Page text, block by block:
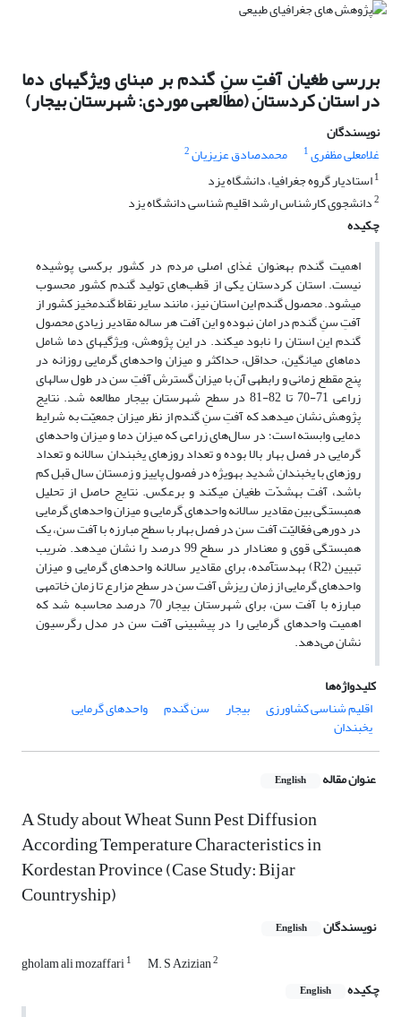
بررسی طغیان آفتِ سنِ گندم بر مبنای ویژگی‎های دما
در استان کردستان (مطالعه‎ی موردی: شهرستان بیجار)
نویسندگان
غلامعلی مظفری1 محمدصادق عزیزیان2
1استادیار گروه جغرافیا، دانشگاه یزد
2دانشجوی کارشناس ارشد اقلیم شناسی دانشگاه یزد
چکیده
اهمیت گندم به‎عنوان غذای اصلی مردم در کشور برکسی پوشیده
نیست. استان کردستان یکی از قطب‌های تولید گندم کشور محسوب
می‎شود. محصول گندم این استان نیز، مانند سایر نقاط گندم‎خیز کشور از
آفتِ سنِ گندم در امان نبوده و این آفت هر ساله مقادیر زیادی محصول
گندم این استان را نابود می‎کند. در این پژوهش، ویژگی‎های دما شامل
دماهای میانگین، حداقل، حداکثر و میزان واحدهای گرمایی روزانه در
پنج مقطع زمانی و رابطه‎ی آن با میزان گسترش آفتِ سن در طول سال‎های
زراعی 71-70 تا 82-81 در سطح شهرستان بیجار مطالعه شد. نتایج
پژوهش نشان می‎دهد که آفتِ سنِ گندم از نظر میزان جمعیّت به شرایط
دمایی وابسته است؛ در سال‌های زراعی که میزان دما و میزان واحدهای
گرمایی در فصل بهار بالا بوده و تعداد روزهای یخبندان سالانه و تعداد
روز‎های با یخبندان شدید به‎ویژه در فصول پاییز و زمستان سال قبل کم
باشد، آفت به‎شدّت طغیان می‎کند و برعکس. نتایج حاصل از تحلیل
همبستگی بین مقادیر سالانه واحد‎های گرمایی و میزان واحدهای گرمایی
در دوره‎ی فعّالیّت آفت سن در فصل بهار با سطح مبارزه با آفت سن، یک
همبستگی قوی و معنادار در سطح 99 درصد را نشان می‎دهد. ضریب
تبیین (R2) به‎دست‎آمده، برای مقادیر سالانه واحد‎های گرمایی و میزان
واحدهای گرمایی از زمان ریزش آفت سن در سطح مزارع تا زمان خاتمه‎ی
مبارزه با آفت سن، برای شهرستان بیجار 70 درصد محاسبه شد که
اهمیت واحدهای گرمایی را در پیش‎بینی آفت سن در مدل رگرسیون
نشان می‌دهد.
کلیدواژه‌ها
اقلیم شناسی کشاورزی
بیجار سن گندم واحدهای گرمایی
یخبندان
عنوان مقاله English
A Study about Wheat Sunn Pest Diffusion
According Temperature Characteristics in
Kordestan Province (Case Study: Bijar
Countryship)
نویسندگان English
gholam ali mozaffari1 M. S Azizian2
چکیده English